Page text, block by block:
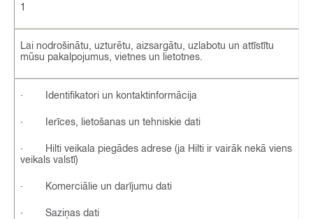
1
Lai nodrošinātu, uzturētu, aizsargātu, uzlabotu un attīstītu
mūsu pakalpojumus, vietnes un lietotnes.
· Identifikatori un kontaktinformācija
· Ierīces, lietošanas un tehniskie dati
· Hilti veikala piegādes adrese (ja Hilti ir vairāk nekā viens
veikals valstī)
· Komerciālie un darījumu dati
· Saziņas dati